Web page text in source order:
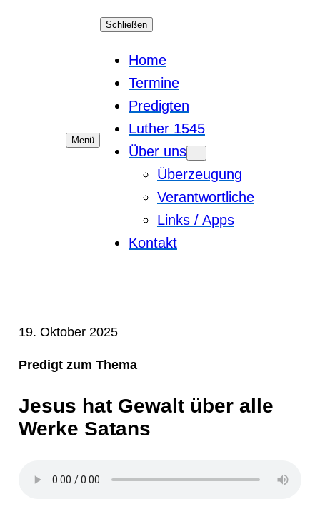
Menü
Schließen
Home
Termine
Predigten
Luther 1545
Über uns
Überzeugung
Verantwortliche
Links / Apps
Kontakt
19. Oktober 2025
Predigt zum Thema
Jesus hat Gewalt über alle
Werke Satans